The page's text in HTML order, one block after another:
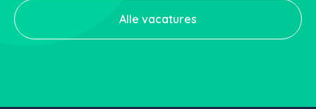
Alle vacatures